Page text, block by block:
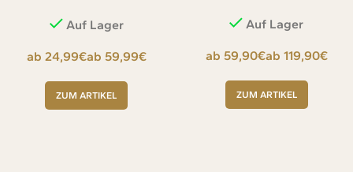
Auf Lager
€ €
ZUM ARTIKEL
Auf Lager
€ €
ZUM ARTIKEL